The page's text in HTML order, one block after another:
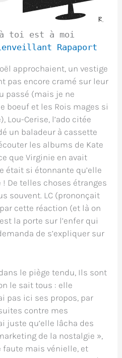
toi est à moi
Rapaport
approchaient, un vestige
pas encore cramé sur leur
passé (mais je ne
boeuf et les Rois mages si
Lou-Cerise, l’ado citée
un baladeur à cassette
les albums de Kate
que Virginie en avait
était si étonnante qu’elle
! De telles choses étranges
souvent. LC (prononçait
cette réaction (et là on
la porte sur l’enfer qui
de s’expliquer sur
le piège tendu, Ils sont
le sait tous : elle
pas ici ses propos, par
contre mes
juste qu’elle lâcha des
de la nostalgie »,
mais vénielle, et